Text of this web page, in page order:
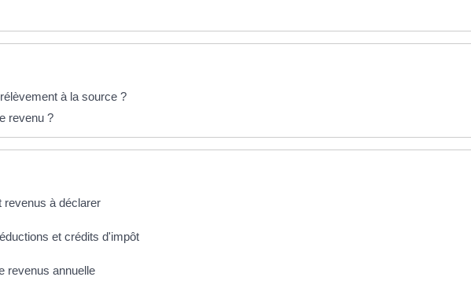
à la source ?
revenu ?
revenus à déclarer
et crédits d'impôt
revenus annuelle